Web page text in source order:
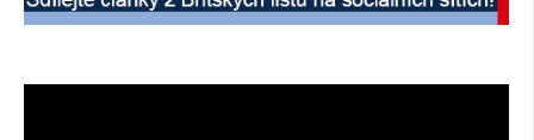
SOCIÁLNÍ SÍTĚ
RUBRIKY